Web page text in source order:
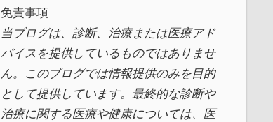
e
b
o
o
k
免責事項
当ブログは、診断、治療または医療アド
バイスを提供しているものではありませ
ん。このブログでは情報提供のみを目的
として提供しています。最終的な診断や
治療に関する医療や健康については、医